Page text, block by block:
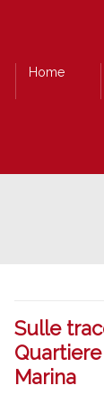
Home
Sulle
Marina